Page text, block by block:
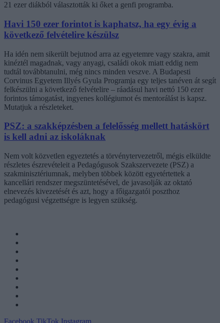
21 ezer diákból választották ki őket a genfi programba.
Havi 150 ezer forintot is kaphatsz, ha egy évig a
következő felvételire készülsz
Ha idén nem sikerült bejutnod arra az egyetemre vagy szakra, amit
kinéztél magadnak, vagy anyagi, családi okok miatt eddig nem
tudtál továbbtanulni, még nincs minden veszve. A Budapesti
Corvinus Egyetem Illyés Gyula Programja egy teljes tanéven át segít
felkészülni a következő felvételire – ráadásul havi nettó 150 ezer
forintos támogatást, ingyenes kollégiumot és mentorálást is kapsz.
Mutatjuk a részleteket.
PSZ: a szakképzésben a felelősség mellett hatáskört
is kell adni az iskoláknak
Nem volt közvetlen egyeztetés a törvénytervezetről, mégis elküldte
részletes észrevételeit a Pedagógusok Szakszervezete (PSZ) a
szakminisztériumnak, melyben többek között egyetértettek a
kancellári rendszer megszüntetésével, de javasolják az oktató
elnevezés kivezetését és azt, hogy a főigazgatói poszthoz
pedagógusi végzettségre is legyen szükség.
Facebook TikTok Instagram